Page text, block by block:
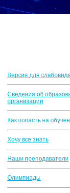
Версия для
Сведения об
организации
Как попасть на
Хочу все знать
Наши преподаватели
Олимпиады